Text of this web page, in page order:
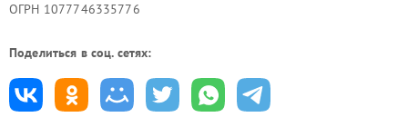
ОГРН 1077746335776
Поделиться в соц. сетях: